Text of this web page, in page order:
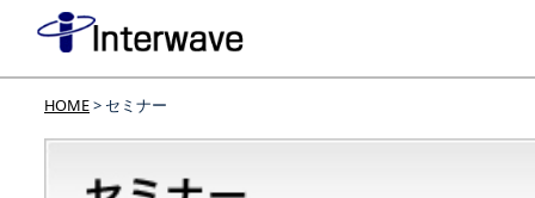
HOME> セミナー